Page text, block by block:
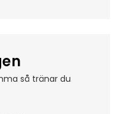
så tränar du